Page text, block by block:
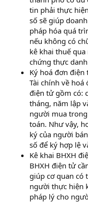
tin phải thực
số sẽ giúp
pháp hóa quá
nếu không có
kê khai thuế
chứng thực
Ký hoá đơn
Tài chính về
điện tử gồm có:
tháng, năm lập
người mua
toán. Như vậy,
ký của người
số để ký hợp lệ
Kê khai BHXH
BHXH điện tử
giúp cơ quan có
người thực hiện
pháp lý cho